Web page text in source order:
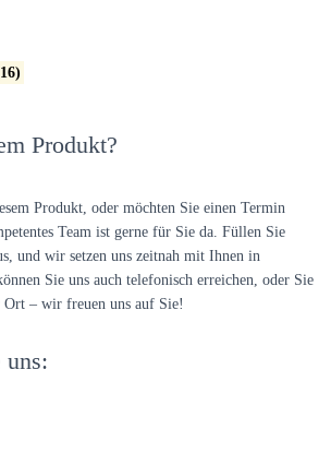
Produkt?
Produkt, oder möchten Sie einen Termin
Team ist gerne für Sie da. Füllen Sie
und wir setzen uns zeitnah mit Ihnen in
Sie uns auch telefonisch erreichen, oder Sie
Ort – wir freuen uns auf Sie!